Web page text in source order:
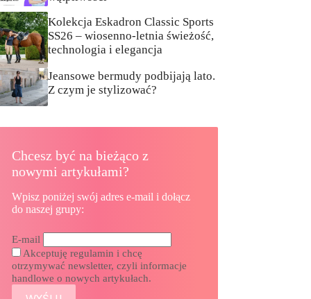
Kolekcja Eskadron Classic Sports
SS26 – wiosenno-letnia świeżość,
technologia i elegancja
Jeansowe bermudy podbijają lato.
Z czym je stylizować?
Chcesz być na bieżąco z
nowymi artykułami?
Wpisz poniżej swój adres e-mail i dołącz
do naszej grupy:
E-mail
Akceptuję regulamin i chcę
otrzymywać newsletter, czyli informacje
handlowe o nowych artykułach.